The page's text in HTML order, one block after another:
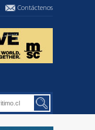
Contáctenos